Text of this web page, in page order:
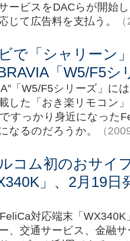
ービスをDACらが開始
じて広告料を支払う。
で「シャリーン
「W5/F5シ
「W5/F5シリーズ」に
した「おき楽リモコン
すっかり身近になった
なるのだろうか。
（
コム初のおサイ
」、2月19
対応端末「
、交通サービス、金融